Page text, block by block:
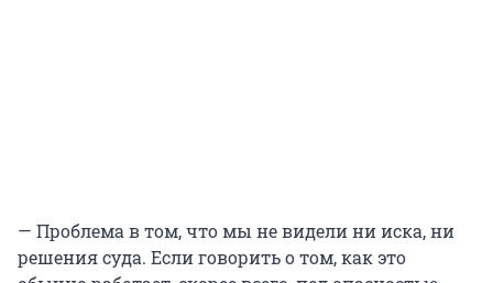
— Проблема в том, что мы не видели ни иска, ни
решения суда. Если говорить о том, как это